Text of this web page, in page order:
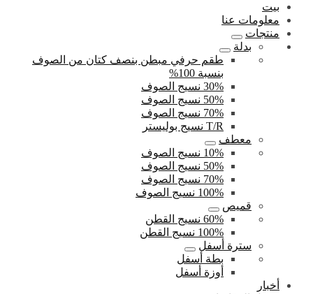
بيت
معلومات عنا
منتجات
بدلة
طقم حرفي مبطن بنصف كتان من الصوف
بنسبة 100%
30% نسيج الصوف
50% نسيج الصوف
70% نسيج الصوف
T/R نسيج بوليستر
معطف
10% نسيج الصوف
50% نسيج الصوف
70% نسيج الصوف
100% نسيج الصوف
قميص
60% نسيج القطن
100% نسيج القطن
سترة أسفل
بطة أسفل
أوزة أسفل
أخبار